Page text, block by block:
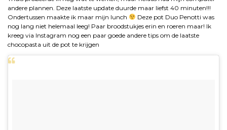
andere plannen. Deze laatste update duurde maar liefst 40 minuten!!!
Ondertussen maakte ik maar mijn lunch
Deze pot Duo Penotti was
nog lang niet helemaal leeg! Paar broodstukjes erin en roeren maar! Ik
kreeg via Instagram nog een paar goede andere tips om de laatste
chocopasta uit de pot te krijgen